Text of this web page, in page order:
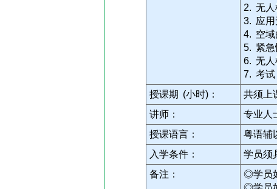
2. 无人
3. 应用
4. 空域
5. 紧急
6. 无人
7. 考试
授课期 (小时)：
共须上
讲师：
专业人
授课语言：
粤语辅
入学条件：
学员须
备注：
◎学员